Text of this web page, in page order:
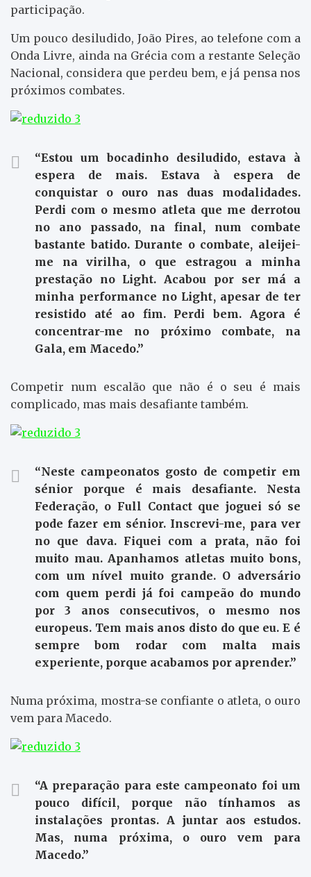
participação.
Um pouco desiludido, João Pires, ao telefone com a
Onda Livre, ainda na Grécia com a restante Seleção
Nacional, considera que perdeu bem, e já pensa nos
próximos combates.
“Estou um bocadinho desiludido, estava à
espera de mais. Estava à espera de
conquistar o ouro nas duas modalidades.
Perdi com o mesmo atleta que me derrotou
no ano passado, na final, num combate
bastante batido. Durante o combate, aleijei-
me na virilha, o que estragou a minha
prestação no Light. Acabou por ser má a
minha performance no Light, apesar de ter
resistido até ao fim. Perdi bem. Agora é
concentrar-me no próximo combate, na
Gala, em Macedo.”
Competir num escalão que não é o seu é mais
complicado, mas mais desafiante também.
“Neste campeonatos gosto de competir em
sénior porque é mais desafiante. Nesta
Federação, o Full Contact que joguei só se
pode fazer em sénior. Inscrevi-me, para ver
no que dava. Fiquei com a prata, não foi
muito mau. Apanhamos atletas muito bons,
com um nível muito grande. O adversário
com quem perdi já foi campeão do mundo
por 3 anos consecutivos, o mesmo nos
europeus. Tem mais anos disto do que eu. E é
sempre bom rodar com malta mais
experiente, porque acabamos por aprender.”
Numa próxima, mostra-se confiante o atleta, o ouro
vem para Macedo.
“A preparação para este campeonato foi um
pouco difícil, porque não tínhamos as
instalações prontas. A juntar aos estudos.
Mas, numa próxima, o ouro vem para
Macedo.”